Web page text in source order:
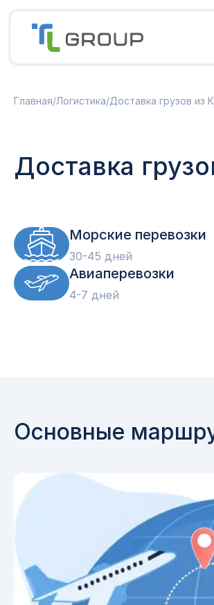
Доставка грузов из Турции в
Россию
Международная доставка
Главная/Логистика/Доставка грузов из
Доставка
Морские перевозки
30-45 дней
Авиаперевозки
4-7 дней
Основные